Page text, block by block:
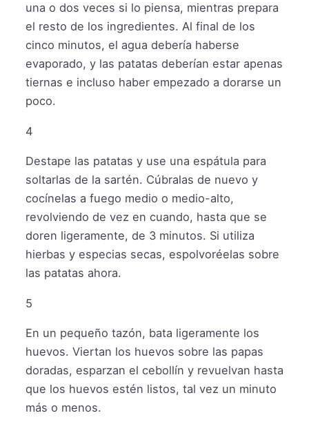
una o dos veces si lo piensa, mientras prepara
el resto de los ingredientes. Al final de los
cinco minutos, el agua debería haberse
evaporado, y las patatas deberían estar apenas
tiernas e incluso haber empezado a dorarse un
poco.
4
Destape las patatas y use una espátula para
soltarlas de la sartén. Cúbralas de nuevo y
cocínelas a fuego medio o medio-alto,
revolviendo de vez en cuando, hasta que se
doren ligeramente, de 3 minutos. Si utiliza
hierbas y especias secas, espolvoréelas sobre
las patatas ahora.
5
En un pequeño tazón, bata ligeramente los
huevos. Viertan los huevos sobre las papas
doradas, esparzan el cebollín y revuelvan hasta
que los huevos estén listos, tal vez un minuto
más o menos.